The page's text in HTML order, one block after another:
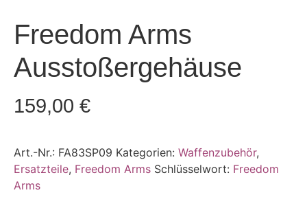
Freedom Arms
Ausstoßergehäuse
159,00 €
Art.-Nr.: FA83SP09 Kategorien: Waffenzubehör,
Ersatzteile, Freedom Arms Schlüsselwort: Freedom
Arms